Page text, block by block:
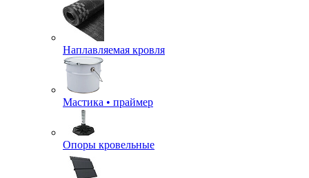
Наплавляемая кровля
Мастика • праймер
Опоры кровельные